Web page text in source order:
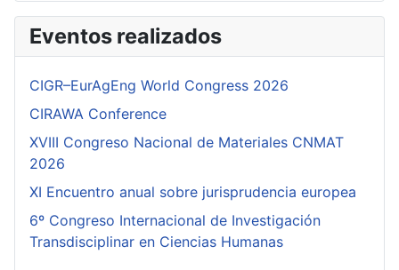
Eventos realizados
CIGR–EurAgEng World Congress 2026
CIRAWA Conference
XVIII Congreso Nacional de Materiales CNMAT
2026
XI Encuentro anual sobre jurisprudencia europea
6º Congreso Internacional de Investigación
Transdisciplinar en Ciencias Humanas